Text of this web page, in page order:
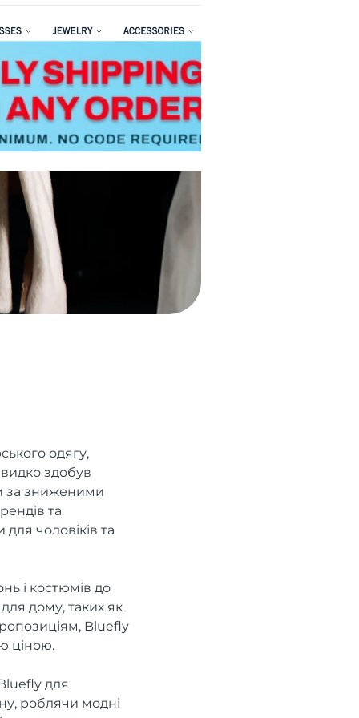
одягу,
здобув
за зниженими
та
чоловіків та
і костюмів до
дому, таких як
Bluefly
ціною.
для
роблячи модні